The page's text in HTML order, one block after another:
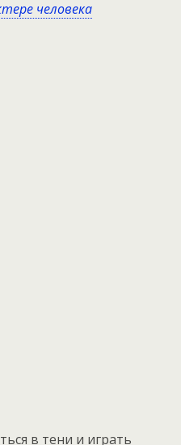
человека
в тени и играть